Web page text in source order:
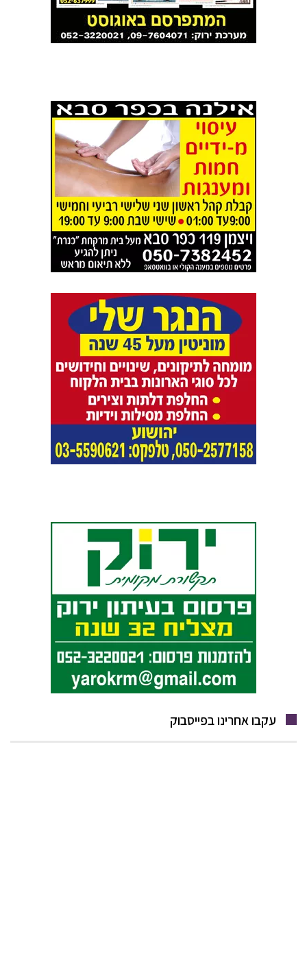
עקבו אחרינו בפייסבוק